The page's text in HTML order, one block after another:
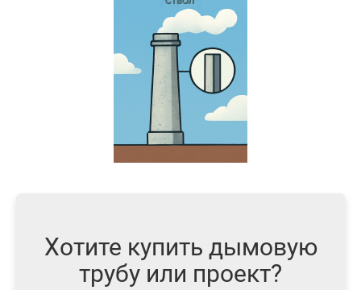
Хотите купить дымовую
трубу или проект?